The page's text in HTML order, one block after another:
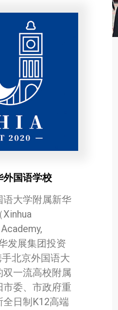
外国语学校
语大学附属新华
发展集团投资
北京外国语大
一流高校附属
委、市政府重
全日制K12高端